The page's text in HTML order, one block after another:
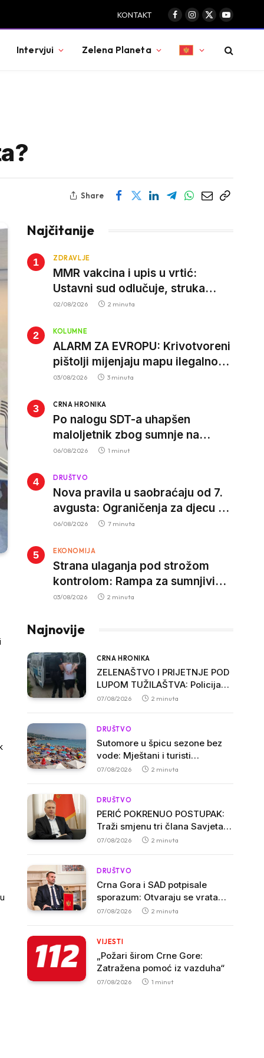
KONTAKT
Facebook
Instagram
X
(Twitter)
YouTube
Intervjui Zelena Planeta
Share
Najčitanije
ZDRAVLJE
MMR vakcina i upis u vrtić:
Ustavni sud odlučuje, struka
poziva roditelje da vjeruju nauci
02/08/2026 2 minuta
KOLUMNE
ALARM ZA EVROPU: Krivotvoreni
pištolji mijenjaju mapu ilegalnog
tržišta, istrage ukazuju na
03/08/2026 3 minuta
CRNA HRONIKA
Po nalogu SDT-a uhapšen
maloljetnik zbog sumnje na
vrbovanje i obučavanje za
06/08/2026 1 minut
DRUŠTVO
Nova pravila u saobraćaju od 7.
avgusta: Ograničenja za djecu na
trotinetima i mlade vozače, veće
djece
06/08/2026 7 minuta
EKONOMIJA
Strana ulaganja pod strožom
kontrolom: Rampa za sumnjivi
kapital
03/08/2026 2 minuta
Najnovije
CRNA HRONIKA
ZELENAŠTVO I PRIJETNJE POD
LUPOM TUŽILAŠTVA: Policija
procesuirala troje osumnjičenih
07/08/2026 2 minuta
DRUŠTVO
Sutomore u špicu sezone bez
vode: Mještani i turisti
ogorčeni, apartmani se prazne
07/08/2026 2 minuta
DRUŠTVO
PERIĆ POKRENUO POSTUPAK:
Traži smjenu tri člana Savjeta
Biblioteke „Radosav Ljumović“
07/08/2026 2 minuta
DRUŠTVO
Crna Gora i SAD potpisale
sporazum: Otvaraju se vrata
američkim investicijama i
07/08/2026 2 minuta
VIJESTI
„Požari širom Crne Gore:
Zatražena pomoć iz vazduha“
07/08/2026 1 minut